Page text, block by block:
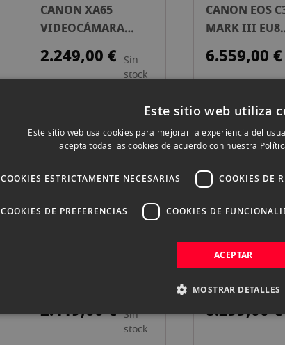
CANON XA65
VIDEOCÁMARA
PROFESIONAL
2.249,00 € Sin
stock
CANON EOS
MARK III EU8
VIDEOCÁMARA
CINE
6.559,00 €
CANON CR-N700
CÁMARA PTZ
BLANCA
10.889,00 €
stock
CANON XA60
1.729,00 €
2.419,00 € Sin
stock
CANON EOS
CÁMARA CINE
8.299,00 €
Este sitio web utiliza
Este sitio web usa cookies para mejorar la experiencia del
acepta todas las cookies de acuerdo con nuestra
COOKIES ESTRICTAMENTE NECESARIAS COOKIES DE
COOKIES DE PREFERENCIAS COOKIES DE
ACEPTAR
MOSTRAR DETALLES